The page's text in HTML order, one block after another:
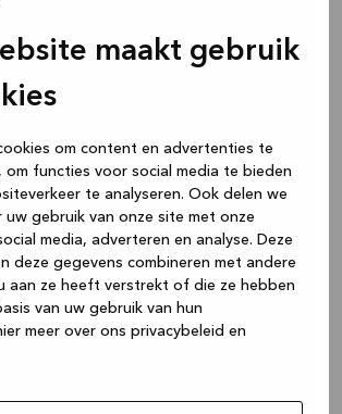
maakt gebruik
om content en advertenties te
om functies voor social media te bieden
te analyseren. Ook delen we
gebruik van onze site met onze
media, adverteren en analyse. Deze
deze gegevens combineren met andere
aan ze heeft verstrekt of die ze hebben
van uw gebruik van hun
meer over ons privacybeleid en